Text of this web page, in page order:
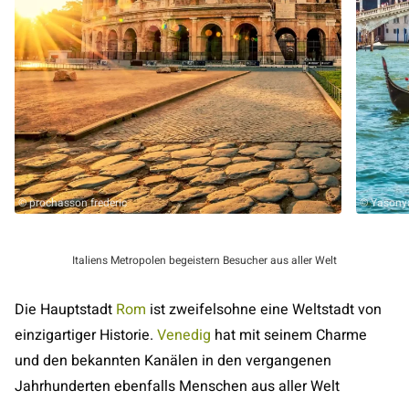
© prochasson frederic ©
Italiens Metropolen begeistern Besucher aus aller Welt
Die Hauptstadt Rom ist zweifelsohne eine Weltstadt von
einzigartiger Historie. Venedig hat mit seinem Charme
und den bekannten Kanälen in den vergangenen
Jahrhunderten ebenfalls Menschen aus aller Welt